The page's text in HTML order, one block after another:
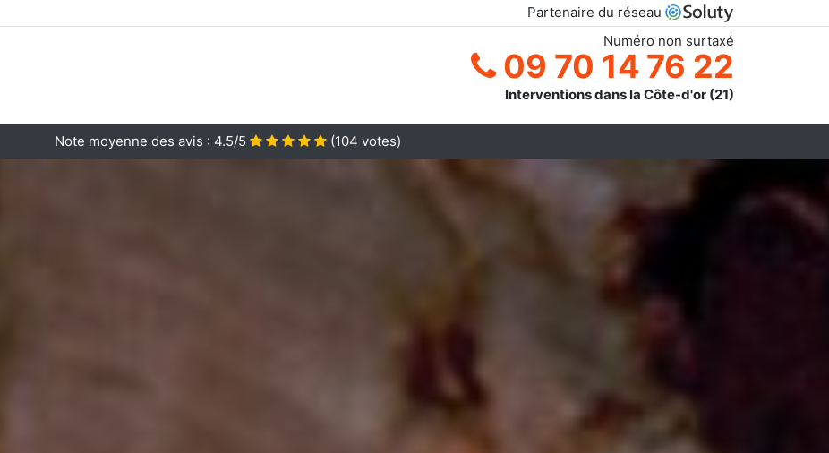
Partenaire du réseau
Numéro non surtaxé
09 70 14 76 22
Interventions dans la Côte-d'or (21)
Note moyenne des avis : 4.5/5 (104 votes)